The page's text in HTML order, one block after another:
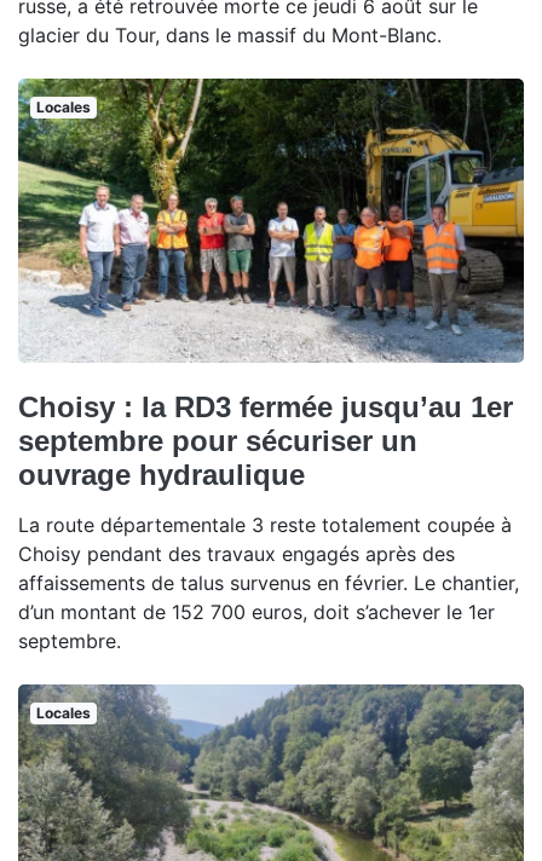
russe, a été retrouvée morte ce jeudi 6 août sur le
glacier du Tour, dans le massif du Mont-Blanc.
Locales
Choisy : la RD3 fermée jusqu’au 1er
septembre pour sécuriser un
ouvrage hydraulique
La route départementale 3 reste totalement coupée à
Choisy pendant des travaux engagés après des
affaissements de talus survenus en février. Le chantier,
d’un montant de 152 700 euros, doit s’achever le 1er
septembre.
Locales